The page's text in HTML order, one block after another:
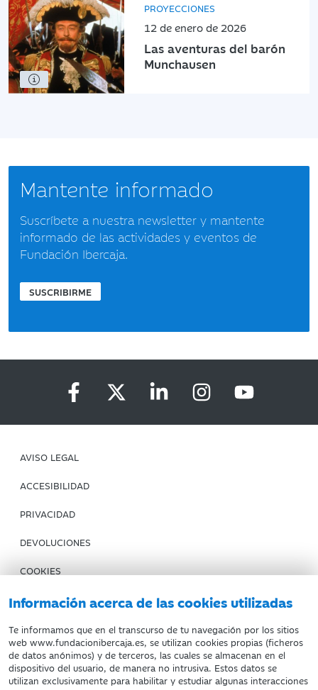
Información acerca de las cookies utilizadas
Te informamos que en el transcurso de tu navegación por los sitios
web www.fundacionibercaja.es, se utilizan cookies propias (ficheros
de datos anónimos) y de terceros, las cuales se almacenan en el
dispositivo del usuario, de manera no intrusiva. Estos datos se
utilizan exclusivamente para habilitar y estudiar algunas interacciones
PROYECCIONES
12 de enero de 2026
Las aventuras del barón
Munchausen
Mantente informado
Suscríbete a nuestra newsletter y mantente
informado de las actividades y eventos de
Fundación Ibercaja.
SUSCRIBIRME
AVISO LEGAL
ACCESIBILIDAD
PRIVACIDAD
DEVOLUCIONES
COOKIES
CONDICIONES DE COMPRA
IBERCAJA BANCO
Fundación Bancaria Ibercaja. C.I.F. G-50000652.
Inscrita en el Registro de Fundaciones del Mº de Educación,